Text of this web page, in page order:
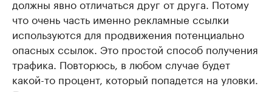
должны явно отличаться друг от друга. Потому
что очень часть именно рекламные ссылки
используются для продвижения потенциально
опасных ссылок. Это простой способ получения
трафика. Повторюсь, в любом случае будет
какой-то процент, который попадется на уловки.